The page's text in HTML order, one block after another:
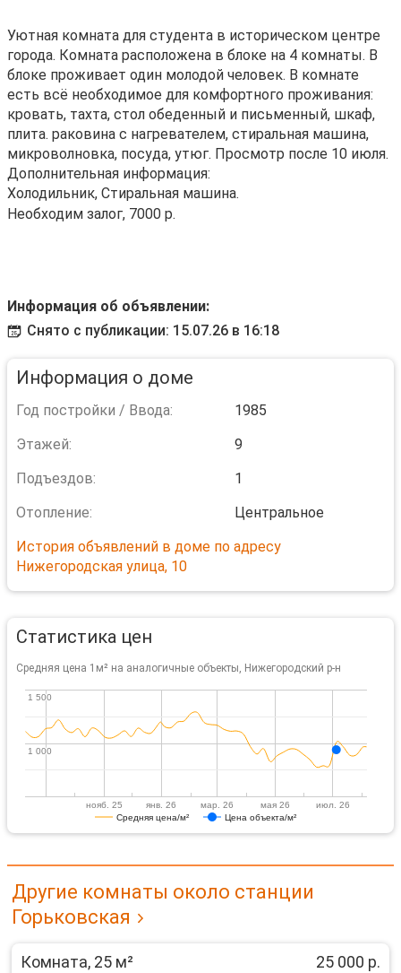
Уютная комната для студента в историческом центре
города. Комната расположена в блоке на 4 комнаты. В
блоке проживает один молодой человек. В комнате
есть всё необходимое для комфортного проживания:
кровать, тахта, стол обеденный и письменный, шкаф,
плита. раковина с нагревателем, стиральная машина,
микроволновка, посуда, утюг. Просмотр после 10 июля.
Дополнительная информация:
Холодильник, Стиральная машина.
Необходим залог, 7000 р.
Информация об объявлении:
Снято с публикации: 15.07.26 в 16:18
Информация о доме
Год постройки / Ввода:
1985
Этажей:
9
Подъездов:
1
Отопление:
Центральное
История объявлений в доме по адресу
Нижегородская улица, 10
Статистика цен
Средняя цена 1м² на аналогичные объекты, Нижегородский р-н
Средняя цена/м² Цена объекта/м²
нояб. 25 янв. 26 мар. 26 мая 26 июл. 26
1 000
1 000
1 500
1 500
Другие комнаты около станции
Горьковская
Комната, 25 м² 25 000 р.